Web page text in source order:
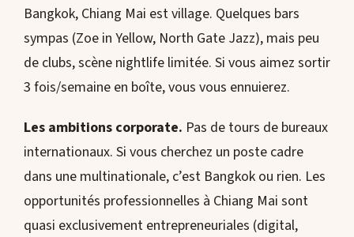
Bangkok, Chiang Mai est village. Quelques bars
sympas (Zoe in Yellow, North Gate Jazz), mais peu
de clubs, scène nightlife limitée. Si vous aimez sortir
3 fois/semaine en boîte, vous vous ennuierez.
Les ambitions corporate. Pas de tours de bureaux
internationaux. Si vous cherchez un poste cadre
dans une multinationale, c’est Bangkok ou rien. Les
opportunités professionnelles à Chiang Mai sont
quasi exclusivement entrepreneuriales (digital,